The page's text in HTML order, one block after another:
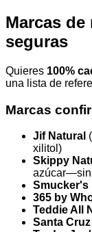
Marcas
seguras
Quieres 100%
una lista de
Marcas
Jif Natural
xilitol)
Skippy
Smucker's
365 by
Teddie All
Santa